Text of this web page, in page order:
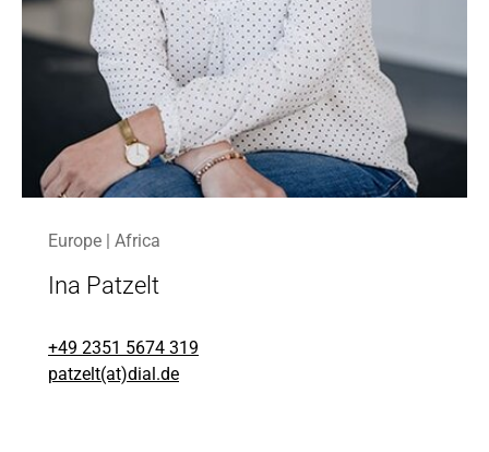
Europe | Africa
Ina Patzelt
+49 2351 5674 319
patzelt(at)dial.de